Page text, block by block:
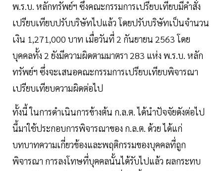
พ.ร.บ. หลักทรัพย์ฯ ซึ่งคณะกรรมการเปรียบเทียบมีคำสั่ง
เปรียบเทียบปรับบริษัทไปแล้ว โดยปรับบริษัทเป็นจำนวน
เงิน 1,271,000 บาท เมื่อวันที่ 2 กันยายน 2563 โดย
บุคคลทั้ง 2 ยังมีความผิดตามมาตรา 283 แห่ง พ.ร.บ. หลัก
ทรัพย์ฯ ซึ่งจะเสนอคณะกรรมการเปรียบเทียบพิจารณา
เปรียบเทียบความผิดต่อไป
ทั้งนี้ ในการดำเนินการข้างต้น ก.ล.ต. ได้นำปัจจัยดังต่อไป
นี้มาใช้ประกอบการพิจารณาของ ก.ล.ต. ด้วย ได้แก่
บทบาทความเกี่ยวข้องและพฤติกรรมของบุคคลที่ถูก
พิจารณา การลงโทษที่บุคคลนั้นได้รับไปแล้ว ผลกระทบ